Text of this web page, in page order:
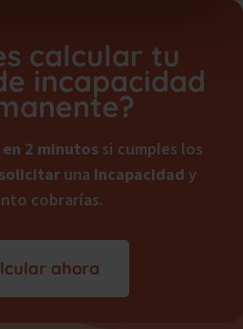
calcular tu
incapacidad
2 minutossi cumples los
una Incapacidady
cobrarías.
ahora